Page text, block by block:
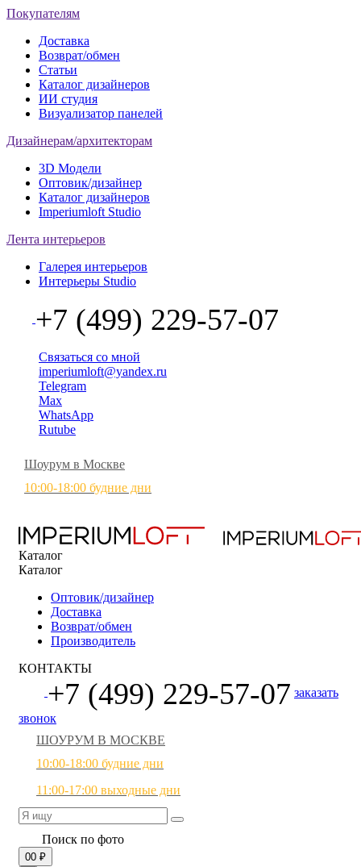
Покупателям
Доставка
Возврат/обмен
Статьи
Каталог дизайнеров
ИИ студия
Визуализатор панелей
Дизайнерам/архитекторам
3D Модели
Оптовик/дизайнер
Каталог дизайнеров
Imperiumloft Studio
Лента интерьеров
Галерея интерьеров
Интерьеры Studio
+7 (499) 229-57-07
Связаться со мной
imperiumloft@yandex.ru
Telegram
Max
WhatsApp
Rutube
Шоурум в Москве
10:00-18:00 будние дни
Каталог
Каталог
Оптовик/дизайнер
Доставка
Возврат/обмен
Производитель
КОНТАКТЫ
+7 (499) 229-57-07 заказать
звонок
ШОУРУМ В МОСКВЕ
10:00-18:00 будние дни
11:00-17:00 выходные дни
Поиск по фото
00 ₽